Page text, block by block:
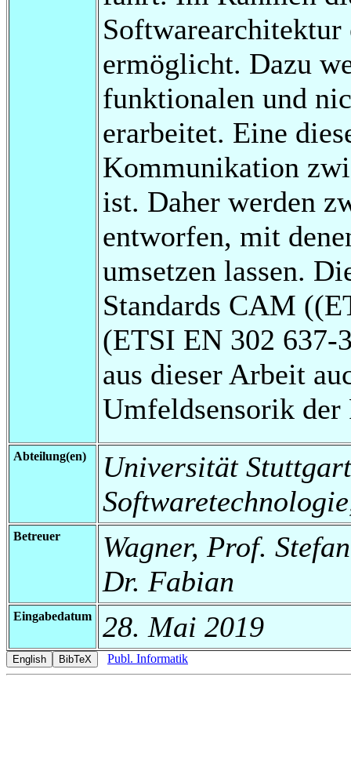
ermöglicht. Dazu
funktionalen und
erarbeitet. Eine
Kommunikation
ist. Daher werden
entworfen, mit
umsetzen lassen.
Standards CAM
(ETSI EN 302 637-
aus dieser Arbeit
Umfeldsensorik der
Abteilung(en)
Universität
Betreuer
Wagner, Prof.
Dr. Fabian
Eingabedatum 28. Mai 2019
Publ. Informatik